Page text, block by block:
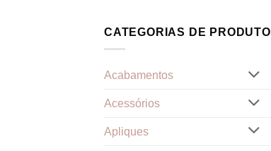
CATEGORIAS DE PRODUTO
Acabamentos
Acessórios
Apliques